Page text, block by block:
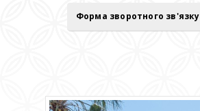
Форма зворотного зв'язку